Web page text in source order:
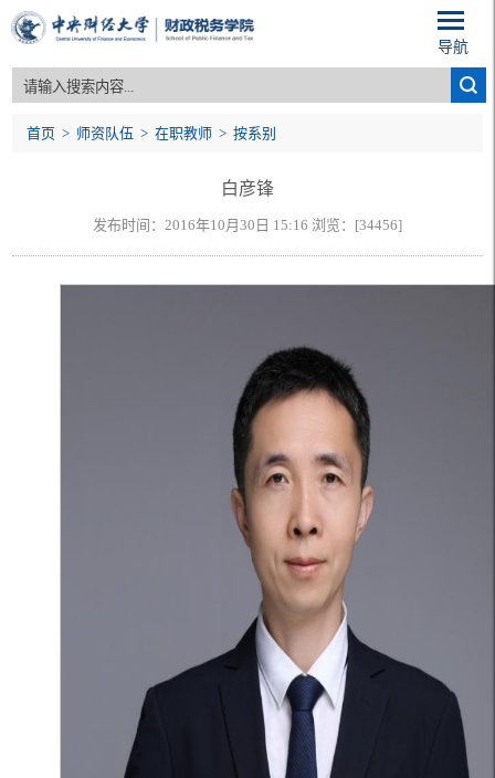
导航
首页 > 师资队伍 > 在职教师 > 按系别
白彦锋
发布时间：2016年10月30日 15:16 浏览：[34456]